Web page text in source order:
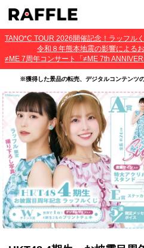
令和８年熊本地震の影響による
※獲得した景品の転売、デジタルコンテンツ
・本サービスで獲得された景品をオークション等
為は禁止しております。
・本サービスで獲得された動画･画像･ボイス等の
しております。無断でのSNS等での公開、譲渡、
ます。
・当選権利は当選者ご本人のみ有効となります。
その他営利目的での転売は禁止しております。